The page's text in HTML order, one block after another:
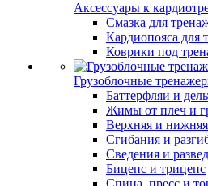
Аксессуары к
Смазка для
Кардиопояса для
Коврики под
Грузоблочные
Баттерфляи и
Жимы от плеч и
Верхняя и нижняя
Сгибания и
Сведения и
Бицепс и трицепс
Спина, пресс и